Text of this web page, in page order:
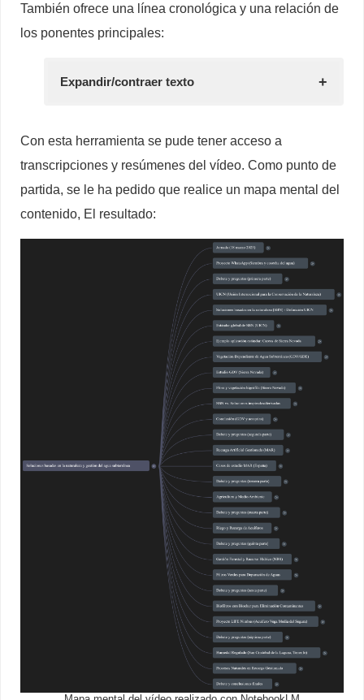
También ofrece una línea cronológica y una relación de
los ponentes principales:
Expandir/contraer texto
Con esta herramienta se pude tener acceso a
transcripciones y resúmenes del vídeo. Como punto de
partida, se le ha pedido que realice un mapa mental del
contenido, El resultado: